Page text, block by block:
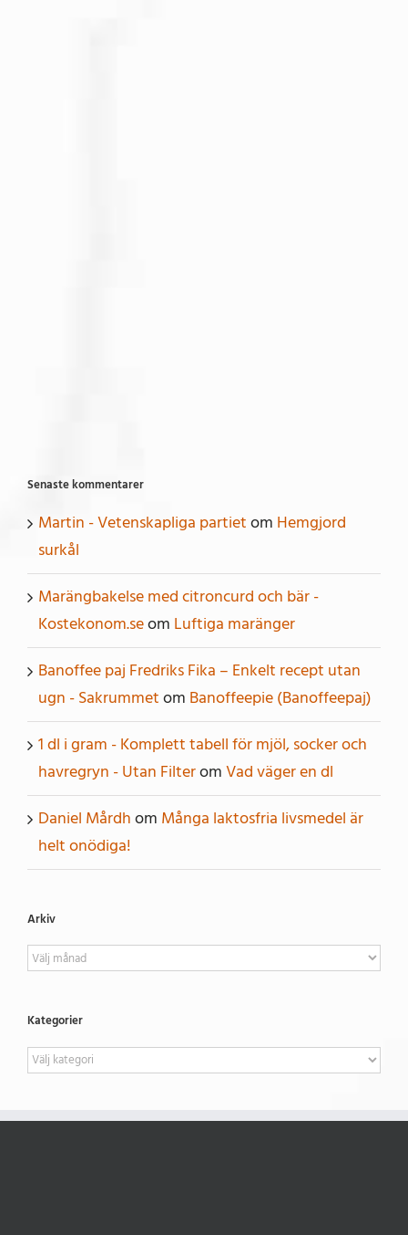
Senaste kommentarer
Martin - Vetenskapliga partietom Hemgjord
surkål
Marängbakelse med citroncurd och bär -
Kostekonom.seom Luftiga maränger
Banoffee paj Fredriks Fika – Enkelt recept utan
ugn - Sakrummetom Banoffeepie (Banoffeepaj)
1 dl i gram - Komplett tabell för mjöl, socker och
havregryn - Utan FilteromVad väger en dl
Daniel Mårdhom Många laktosfria livsmedel är
helt onödiga!
Arkiv
Arkiv
Kategorier
Kategorier